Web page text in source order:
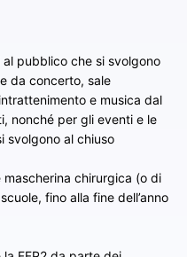
pubblico che si svolgono
da concerto, sale
e musica dal
nonché per gli eventi e le
svolgono al chiuso
mascherina chirurgica (o di
fino alla fine dell’anno